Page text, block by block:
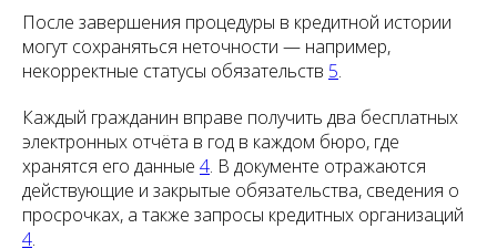
После завершения процедуры в кредитной истории
могут сохраняться неточности — например,
некорректные статусы обязательств 5.
Каждый гражданин вправе получить два бесплатных
электронных отчёта в год в каждом бюро, где
хранятся его данные 4. В документе отражаются
действующие и закрытые обязательства, сведения о
просрочках, а также запросы кредитных организаций
4.